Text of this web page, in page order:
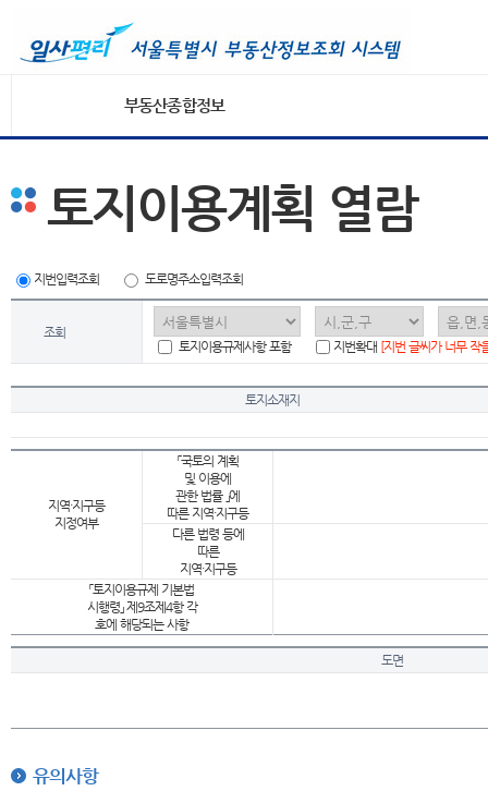
부동산종합정보
토지이용계획 열람
지번입력조회 도로명주소입력조회
조회
토지이용규제사항 포함
지번확대 [지번 글씨가 너무 작
토지소재지
지역·지구등
지정여부
「국토의 계획
및 이용에
관한 법률 」에
따른 지역·지구등
다른 법령 등에
따른
지역·지구등
「토지이용규제 기본법
시행령」 제9조제4항 각
호에 해당되는 사항
도면
유의사항